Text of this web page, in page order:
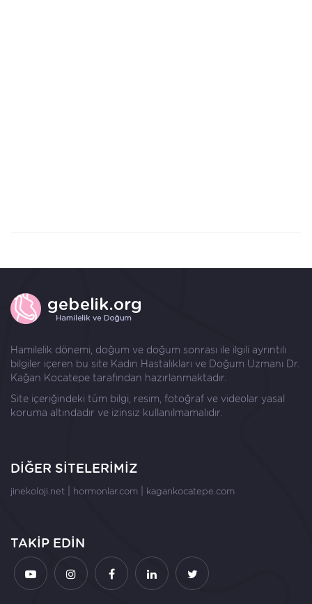
Hamilelik dönemi, doğum ve doğum sonrası ile ilgili ayrıntılı
bilgiler içeren bu site Kadın Hastalıkları ve Doğum Uzmanı Dr.
Kağan Kocatepe tarafından hazırlanmaktadır.
Site içeriğindeki tüm bilgi, resim, fotoğraf ve videolar yasal
koruma altındadır ve izinsiz kullanılmamalıdır.
DİĞER SİTELERİMİZ
jinekoloji.net hormonlar.com kagankocatepe.com
TAKİP EDİN